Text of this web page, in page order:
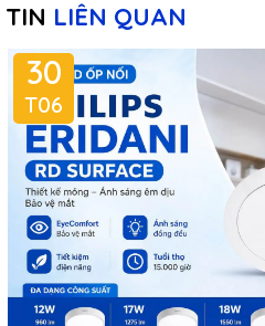
TIN LIÊN QUAN
30
T06